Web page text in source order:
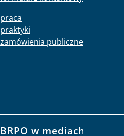
praca
praktyki
zamówienia publiczne
BRPO w mediach